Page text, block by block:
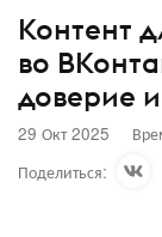
Контент
во
доверие
29 Окт 2025
Поделиться: